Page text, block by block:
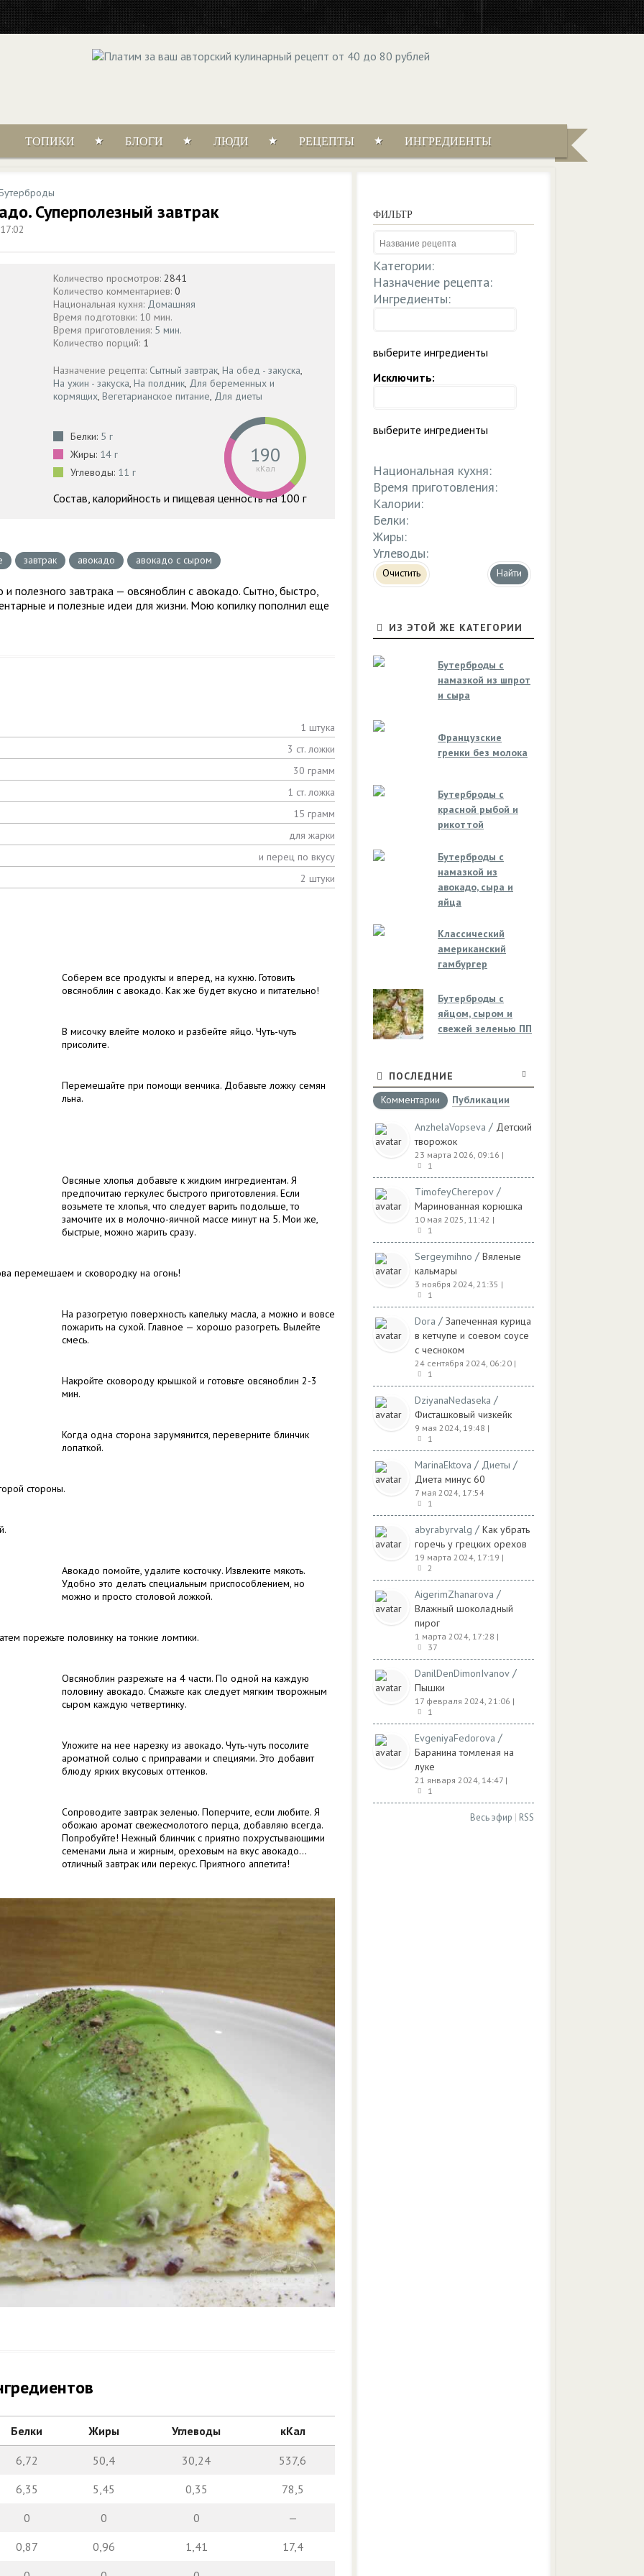
ТОПИКИ БЛОГИ ЛЮДИ РЕЦЕПТЫ ИНГРЕДИЕНТЫ
Суперполезный завтрак
Количество просмотров: 2841
Количество комментариев: 0
Национальная кухня: Домашняя
Время подготовки: 10 мин.
Время приготовления: 5 мин.
Количество порций: 1
Назначение рецепта: Сытный завтрак, На обед - закуска,
На ужин - закуска, На полдник, Для беременных и
кормящих, Вегетарианское питание, Для диеты
Белки: 5 г
Жиры: 14 г
Углеводы: 11 г
190
кКал
Состав, калорийность и пищевая ценность на 100 г
завтрак авокадо авокадо с сыром
полезного завтрака — овсяноблин с авокадо. Сытно, быстро,
и полезные идеи для жизни. Мою копилку пополнил еще
1 штука
3 ст. ложки
30 грамм
1 ст. ложка
15 грамм
для жарки
и перец по вкусу
2 штуки
Соберем все продукты и вперед, на кухню. Готовить
овсяноблин с авокадо. Как же будет вкусно и питательно!
В мисочку влейте молоко и разбейте яйцо. Чуть-чуть
присолите.
Перемешайте при помощи венчика. Добавьте ложку семян
льна.
Овсяные хлопья добавьте к жидким ингредиентам. Я
предпочитаю геркулес быстрого приготовления. Если
возьмете те хлопья, что следует варить подольше, то
замочите их в молочно-яичной массе минут на 5. Мои же,
быстрые, можно жарить сразу.
перемешаем и сковородку на огонь!
На разогретую поверхность капельку масла, а можно и вовсе
пожарить на сухой. Главное — хорошо разогреть. Вылейте
смесь.
Накройте сковороду крышкой и готовьте овсяноблин 2-3
мин.
Когда одна сторона зарумянится, переверните блинчик
лопаткой.
стороны.
Авокадо помойте, удалите косточку. Извлеките мякоть.
Удобно это делать специальным приспособлением, но
можно и просто столовой ложкой.
порежьте половинку на тонкие ломтики.
Овсяноблин разрежьте на 4 части. По одной на каждую
половину авокадо. Смажьте как следует мягким творожным
сыром каждую четвертинку.
Уложите на нее нарезку из авокадо. Чуть-чуть посолите
ароматной солью с приправами и специями. Это добавит
блюду ярких вкусовых оттенков.
Сопроводите завтрак зеленью. Поперчите, если любите. Я
обожаю аромат свежесмолотого перца, добавляю всегда.
Попробуйте! Нежный блинчик с приятно похрустывающими
семенами льна и жирным, ореховым на вкус авокадо…
отличный завтрак или перекус. Приятного аппетита!
Белки Жиры Углеводы кКал
6,72 50,4 30,24
537,6
6,35
5,45 0,35
78,5
0
0 0
—
0,87
0,96 1,41
17,4
ФИЛЬТР
Категории:
Назначение рецепта:
Ингредиенты:
выберите ингредиенты
Исключить:
выберите ингредиенты
Национальная кухня:
Время приготовления:
Калории:
Белки:
Жиры:
Углеводы:
Очистить
ИЗ ЭТОЙ ЖЕ КАТЕГОРИИ
Бутерброды с
намазкой из шпрот
и сыра
Французские
гренки без молока
Бутерброды с
красной рыбой и
рикоттой
Бутерброды с
намазкой из
авокадо, сыра и
яйца
Классический
американский
гамбургер
Бутерброды с
яйцом, сыром и
свежей зеленью ПП
ПОСЛЕДНИЕ
Комментарии
Публикации
AnzhelaVopseva / Детский
творожок
23 марта 2026, 09:16 |
1
TimofeyCherepov /
Маринованная корюшка
10 мая 2025, 11:42 |
1
Sergeymihno / Вяленые
кальмары
3 ноября 2024, 21:35 |
1
Dora / Запеченная курица
в кетчупе и соевом соусе
с чесноком
24 сентября 2024, 06:20 |
1
DziyanaNedaseka /
Фисташковый чизкейк
9 мая 2024, 19:48 |
1
MarinaEktova / Диеты /
Диета минус 60
7 мая 2024, 17:54
1
abyrabyrvalg / Как убрать
горечь у грецких орехов
19 марта 2024, 17:19 |
2
AigerimZhanarova /
Влажный шоколадный
пирог
1 марта 2024, 17:28 |
37
DanilDenDimonIvanov /
Пышки
17 февраля 2024, 21:06 |
1
EvgeniyaFedorova /
Баранина томленая на
луке
21 января 2024, 14:47 |
1
Весь эфир | RSS